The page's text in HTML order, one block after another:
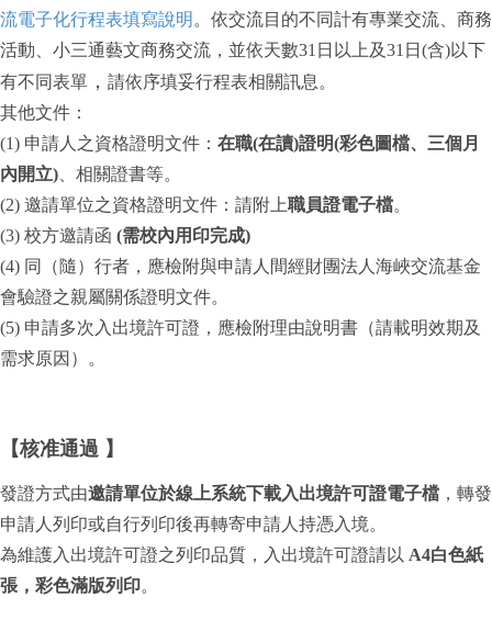
流電子化行程表填寫說明 。依交流目的不同計有專業交流、商務
活動、小三通藝文商務交流，並依天數31日以上及31日(含)以下
有不同表單 ， 請依序填妥行程表相關訊息。
其他文件：
(1) 申請人之資格證明文件： 在職(在讀)證明(彩色圖檔、三個月
內開立) 、相關證書等。
(2) 邀請單位之資格證明文件：請附上職員證電子檔。
(3) 校方邀請函 (需校內用印完成)
(4) 同（隨）行者，應檢附與申請人間經財團法人海峽交流基金
會驗證之親屬關係證明文件。
(5) 申請多次入出境許可證，應檢附理由說明書（請載明效期及
需求原因）。
【核准通過 】
發證方式由邀請單位於線上系統下載入出境許可證電子檔 ，轉發
申請人列印或自行列印後再轉寄申請人持憑入境。
為維護入出境許可證之列印品質，入出境許可證請以 A4白色紙
張， 彩色滿版列印。